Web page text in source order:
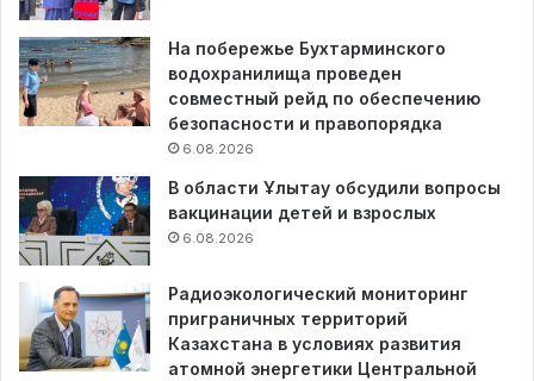
На побережье Бухтарминского
водохранилища проведен
совместный рейд по обеспечению
безопасности и правопорядка
6.08.2026
В области Ұлытау обсудили вопросы
вакцинации детей и взрослых
6.08.2026
Радиоэкологический мониторинг
приграничных территорий
Казахстана в условиях развития
атомной энергетики Центральной